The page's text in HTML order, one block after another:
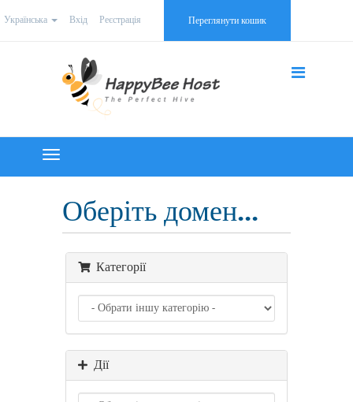
Українська Вхід Реєстрація Переглянути кошик
Toggle
navigation
Оберіть домен...
Категорії
Дії